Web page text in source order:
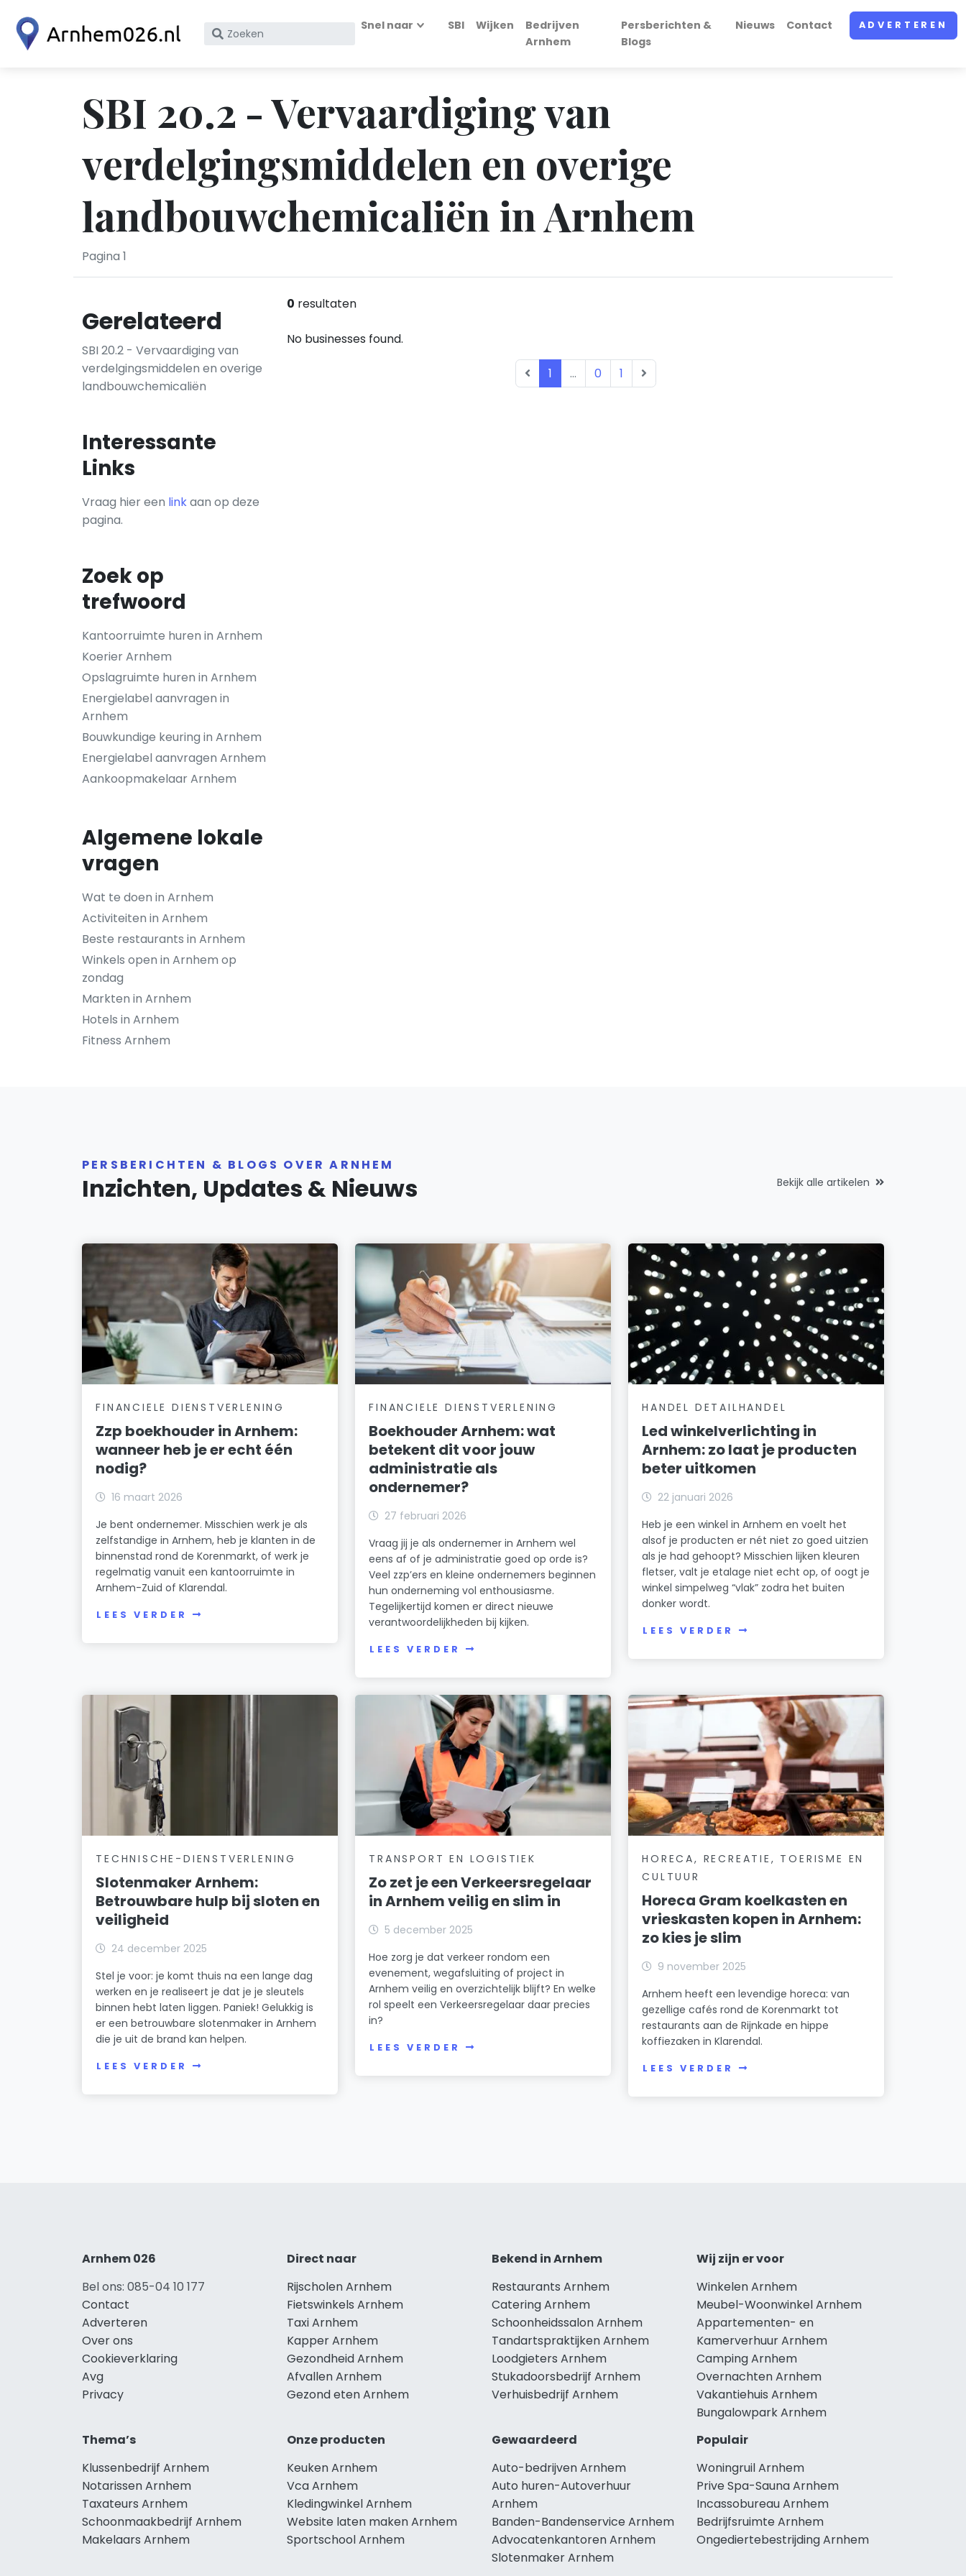
Zoek
KvK
nummer
Snel naar SBI Wijken
Bedrijven
Arnhem
Persberichten &
Blogs
Nieuws Contact ADVERTEREN
SBI 20.2 - Vervaardiging van
verdelgingsmiddelen en overige
landbouwchemicaliën in Arnhem
Pagina 1
Gerelateerd
SBI 20.2 - Vervaardiging van
verdelgingsmiddelen en overige
landbouwchemicaliën
Interessante
Links
Vraag hier een linkaan op deze
pagina.
Zoek op
trefwoord
Kantoorruimte huren in Arnhem
Koerier Arnhem
Opslagruimte huren in Arnhem
Energielabel aanvragen in
Arnhem
Bouwkundige keuring in Arnhem
Energielabel aanvragen Arnhem
Aankoopmakelaar Arnhem
Algemene lokale
vragen
Wat te doen in Arnhem
Activiteiten in Arnhem
Beste restaurants in Arnhem
Winkels open in Arnhem op
zondag
Markten in Arnhem
Hotels in Arnhem
Fitness Arnhem
0 resultaten
No businesses found.
1 ... 0 1
PERSBERICHTEN & BLOGS OVER ARNHEM
Inzichten, Updates & Nieuws Bekijk alle artikelen
FINANCIELE DIENSTVERLENING
Zzp boekhouder in Arnhem:
wanneer heb je er echt één
nodig?
16 maart 2026
Je bent ondernemer. Misschien werk je als
zelfstandige in Arnhem, heb je klanten in de
binnenstad rond de Korenmarkt, of werk je
regelmatig vanuit een kantoorruimte in
Arnhem-Zuid of Klarendal.
LEES VERDER
FINANCIELE DIENSTVERLENING
Boekhouder Arnhem: wat
betekent dit voor jouw
administratie als
ondernemer?
27 februari 2026
Vraag jij je als ondernemer in Arnhem wel
eens af of je administratie goed op orde is?
Veel zzp’ers en kleine ondernemers beginnen
hun onderneming vol enthousiasme.
Tegelijkertijd komen er direct nieuwe
verantwoordelijkheden bij kijken.
LEES VERDER
HANDEL DETAILHANDEL
Led winkelverlichting in
Arnhem: zo laat je producten
beter uitkomen
22 januari 2026
Heb je een winkel in Arnhem en voelt het
alsof je producten er nét niet zo goed uitzien
als je had gehoopt? Misschien lijken kleuren
fletser, valt je etalage niet echt op, of oogt je
winkel simpelweg “vlak” zodra het buiten
donker wordt.
LEES VERDER
TECHNISCHE-DIENSTVERLENING
Slotenmaker Arnhem:
Betrouwbare hulp bij sloten en
veiligheid
24 december 2025
Stel je voor: je komt thuis na een lange dag
werken en je realiseert je dat je je sleutels
binnen hebt laten liggen. Paniek! Gelukkig is
er een betrouwbare slotenmaker in Arnhem
die je uit de brand kan helpen.
LEES VERDER
TRANSPORT EN LOGISTIEK
Zo zet je een Verkeersregelaar
in Arnhem veilig en slim in
5 december 2025
Hoe zorg je dat verkeer rondom een
evenement, wegafsluiting of project in
Arnhem veilig en overzichtelijk blijft? En welke
rol speelt een Verkeersregelaar daar precies
in?
LEES VERDER
HORECA, RECREATIE, TOERISME EN
CULTUUR
Horeca Gram koelkasten en
vrieskasten kopen in Arnhem:
zo kies je slim
9 november 2025
Arnhem heeft een levendige horeca: van
gezellige cafés rond de Korenmarkt tot
restaurants aan de Rijnkade en hippe
koffiezaken in Klarendal.
LEES VERDER
Arnhem 026
Bel ons: 085-04 10 177
Contact
Adverteren
Over ons
Cookieverklaring
Avg
Privacy
Direct naar
Rijscholen Arnhem
Fietswinkels Arnhem
Taxi Arnhem
Kapper Arnhem
Gezondheid Arnhem
Afvallen Arnhem
Gezond eten Arnhem
Bekend in Arnhem
Restaurants Arnhem
Catering Arnhem
Schoonheidssalon Arnhem
Tandartspraktijken Arnhem
Loodgieters Arnhem
Stukadoorsbedrijf Arnhem
Verhuisbedrijf Arnhem
Wij zijn er voor
Winkelen Arnhem
Meubel-Woonwinkel Arnhem
Appartementen- en
Kamerverhuur Arnhem
Camping Arnhem
Overnachten Arnhem
Vakantiehuis Arnhem
Bungalowpark Arnhem
Thema’s
Klussenbedrijf Arnhem
Notarissen Arnhem
Taxateurs Arnhem
Schoonmaakbedrijf Arnhem
Makelaars Arnhem
Onze producten
Keuken Arnhem
Vca Arnhem
Kledingwinkel Arnhem
Website laten maken Arnhem
Sportschool Arnhem
Gewaardeerd
Auto-bedrijven Arnhem
Auto huren-Autoverhuur
Arnhem
Banden-Bandenservice Arnhem
Advocatenkantoren Arnhem
Slotenmaker Arnhem
Populair
Woningruil Arnhem
Prive Spa-Sauna Arnhem
Incassobureau Arnhem
Bedrijfsruimte Arnhem
Ongediertebestrijding Arnhem